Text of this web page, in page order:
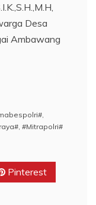
Desa
Ambawang
#Mitrapolri#
Pinterest